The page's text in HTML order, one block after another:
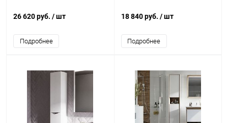
26 620 руб. / шт
Подробнее
18 840 руб. / шт
Подробнее